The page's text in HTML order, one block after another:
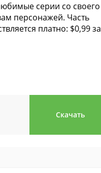
серии со своего
персонажей. Часть
платно: $0,99 за
Скачать